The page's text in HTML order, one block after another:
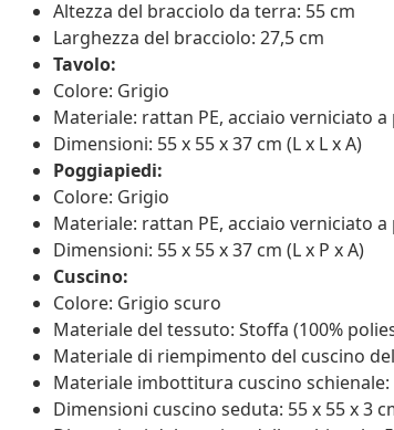
Altezza del bracciolo da terra: 55 cm
Larghezza del bracciolo: 27,5 cm
Tavolo:
Colore: Grigio
Materiale: rattan PE, acciaio verniciato
Dimensioni: 55 x 55 x 37 cm (L x L x A)
Poggiapiedi:
Colore: Grigio
Materiale: rattan PE, acciaio verniciato a
Dimensioni: 55 x 55 x 37 cm (L x P x A)
Cuscino:
Colore: Grigio scuro
Materiale del tessuto: Stoffa (100%
Materiale di riempimento del cuscino
Materiale imbottitura cuscino
Dimensioni cuscino seduta: 55 x 55 x 3